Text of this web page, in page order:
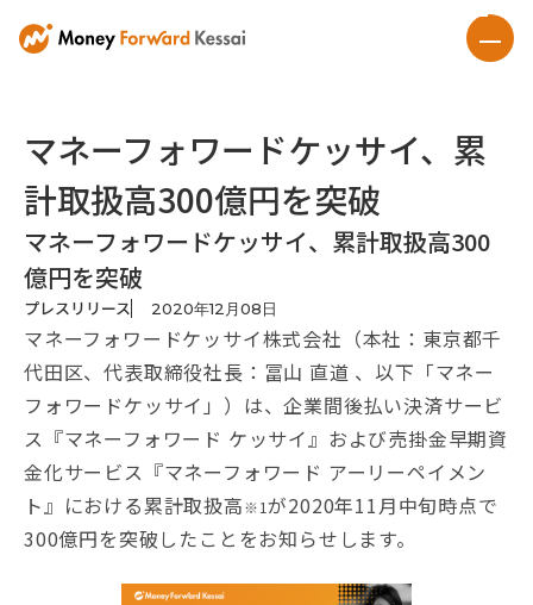
マネーフォワードケッサイ、累
計取扱高300億円を突破
マネーフォワードケッサイ、累計取扱高300
億円を突破
プレスリリース 2020年12 月08日
マネーフォワードケッサイ株式会社（本社：東京都千
代田区、代表取締役社長：冨山 直道 、以下「マネー
フォワードケッサイ」）は、企業間後払い決済サービ
ス『マネーフォワード ケッサイ』および売掛金早期資
金化サービス『マネーフォワード アーリーペイメン
ト』における累計取扱高※1が2020年11月中旬時点で
300億円を突破したことをお知らせします。